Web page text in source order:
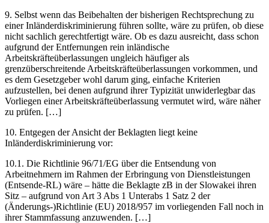
9. Selbst wenn das Beibehalten der bisherigen Rechtsprechung zu
einer Inländerdiskriminierung führen sollte, wäre zu prüfen, ob diese
nicht sachlich gerechtfertigt wäre. Ob es dazu ausreicht, dass schon
aufgrund der Entfernungen rein inländische
Arbeitskräfteüberlassungen ungleich häufiger als
grenzüberschreitende Arbeitskräfteüberlassungen vorkommen, und
es dem Gesetzgeber wohl darum ging, einfache Kriterien
aufzustellen, bei denen aufgrund ihrer Typizität unwiderlegbar das
Vorliegen einer Arbeitskräfteüberlassung vermutet wird, wäre näher
zu prüfen. […]
10. Entgegen der Ansicht der Beklagten liegt keine
Inländerdiskriminierung vor:
10.1. Die Richtlinie 96/71/EG über die Entsendung von
Arbeitnehmern im Rahmen der Erbringung von Dienstleistungen
(Entsende-RL) wäre – hätte die Beklagte zB in der Slowakei ihren
Sitz – aufgrund von Art 3 Abs 1 Unterabs 1 Satz 2 der
(Änderungs-)Richtlinie (EU) 2018/957 im vorliegenden Fall noch in
ihrer Stammfassung anzuwenden. […]